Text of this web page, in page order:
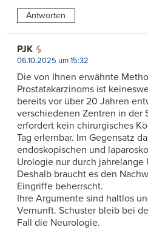
Antworten
PJK
06.10.2025 um 15:32
Die von Ihnen erwähnte
Prostatakarzinoms ist
bereits vor über 20 Jahren
verschiedenen Zentren in der
erfordert kein chirurgisches
Tag erlernbar. Im Gegensatz
endoskopischen und
Urologie nur durch jahrelange
Deshalb braucht es den
Eingriffe beherrscht.
Ihre Argumente sind haltlos
Vernunft. Schuster bleib bei
Fall die Neurologie.